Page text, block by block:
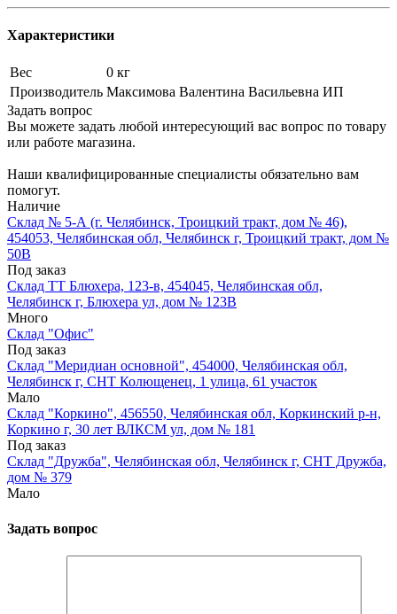
Характеристики
Вес
0 кг
Производитель Максимова Валентина Васильевна ИП
Задать вопрос
Вы можете задать любой интересующий вас вопрос по товару
или работе магазина.
Наши квалифицированные специалисты обязательно вам
помогут.
Наличие
Склад № 5-А (г. Челябинск, Троицкий тракт, дом № 46),
454053, Челябинская обл, Челябинск г, Троицкий тракт, дом №
50В
Под заказ
Склад ТТ Блюхера, 123-в, 454045, Челябинская обл,
Челябинск г, Блюхера ул, дом № 123В
Много
Склад "Офис"
Под заказ
Склад "Меридиан основной", 454000, Челябинская обл,
Челябинск г, СНТ Колющенец, 1 улица, 61 участок
Мало
Склад "Коркино", 456550, Челябинская обл, Коркинский р-н,
Коркино г, 30 лет ВЛКСМ ул, дом № 181
Под заказ
Склад "Дружба", Челябинская обл, Челябинск г, СНТ Дружба,
дом № 379
Мало
Задать вопрос